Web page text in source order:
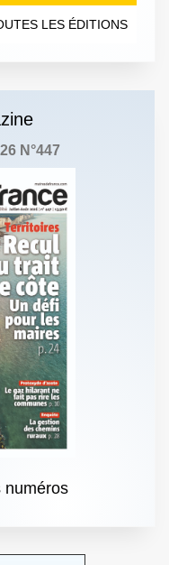
LES ÉDITIONS
N°447
numéros